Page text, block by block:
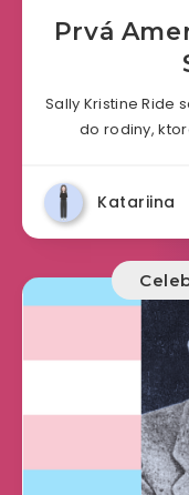
Prvá
Sally Kristine Ride
do rodiny,
Katariina